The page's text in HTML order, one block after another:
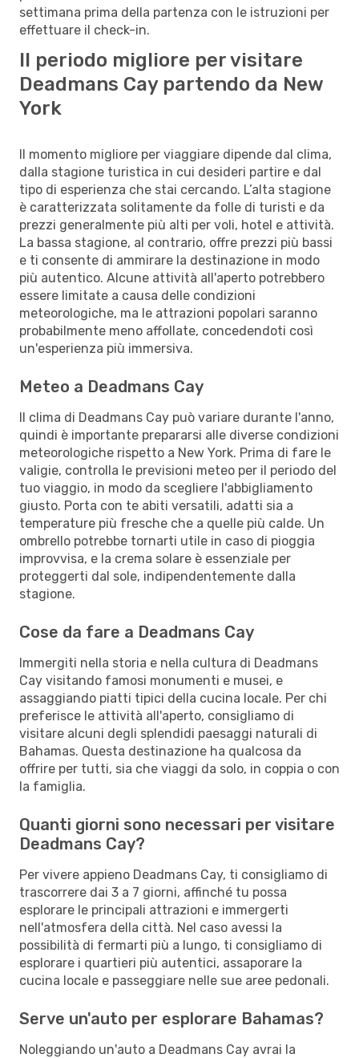
settimana prima della partenza con le istruzioni per
effettuare il check-in.
Il periodo migliore per visitare
Deadmans Cay partendo da New
York
Il momento migliore per viaggiare dipende dal clima,
dalla stagione turistica in cui desideri partire e dal
tipo di esperienza che stai cercando. L’alta stagione
è caratterizzata solitamente da folle di turisti e da
prezzi generalmente più alti per voli, hotel e attività.
La bassa stagione, al contrario, offre prezzi più bassi
e ti consente di ammirare la destinazione in modo
più autentico. Alcune attività all'aperto potrebbero
essere limitate a causa delle condizioni
meteorologiche, ma le attrazioni popolari saranno
probabilmente meno affollate, concedendoti così
un'esperienza più immersiva.
Meteo a Deadmans Cay
Il clima di Deadmans Cay può variare durante l'anno,
quindi è importante prepararsi alle diverse condizioni
meteorologiche rispetto a New York. Prima di fare le
valigie, controlla le previsioni meteo per il periodo del
tuo viaggio, in modo da scegliere l'abbigliamento
giusto. Porta con te abiti versatili, adatti sia a
temperature più fresche che a quelle più calde. Un
ombrello potrebbe tornarti utile in caso di pioggia
improvvisa, e la crema solare è essenziale per
proteggerti dal sole, indipendentemente dalla
stagione.
Cose da fare a Deadmans Cay
Immergiti nella storia e nella cultura di Deadmans
Cay visitando famosi monumenti e musei, e
assaggiando piatti tipici della cucina locale. Per chi
preferisce le attività all'aperto, consigliamo di
visitare alcuni degli splendidi paesaggi naturali di
Bahamas. Questa destinazione ha qualcosa da
offrire per tutti, sia che viaggi da solo, in coppia o con
la famiglia.
Quanti giorni sono necessari per visitare
Deadmans Cay?
Per vivere appieno Deadmans Cay, ti consigliamo di
trascorrere dai 3 a 7 giorni, affinché tu possa
esplorare le principali attrazioni e immergerti
nell'atmosfera della città. Nel caso avessi la
possibilità di fermarti più a lungo, ti consigliamo di
esplorare i quartieri più autentici, assaporare la
cucina locale e passeggiare nelle sue aree pedonali.
Serve un'auto per esplorare Bahamas?
Noleggiando un'auto a Deadmans Cay avrai la